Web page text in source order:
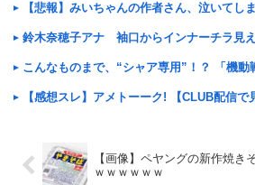
【悲報】みいちゃんの作者さん、泣いてし
鈴木奈穂子アナ 袖口からインナーチラ見え
こんなものまで、“シャア専用”！？ 「機動戦士ガンダム」デザインの「散水ホー
【感想スレ】アメトーーク! 【CLUB配信で見
【画像】ペヤングの新作焼き
ｗｗｗｗｗｗ